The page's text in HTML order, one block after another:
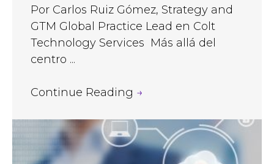
Por Carlos Ruiz Gómez, Strategy and
GTM Global Practice Lead en Colt
Technology Services Más allá del
centro ...
Continue Reading →